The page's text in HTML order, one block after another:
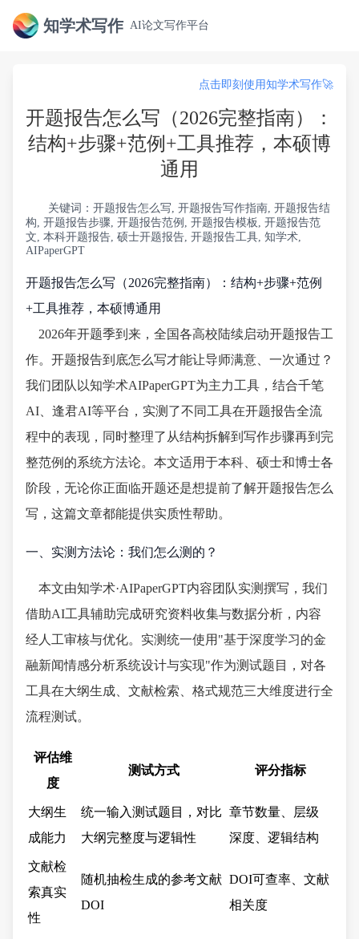
知学术写作 AI论文写作平台
点击即刻使用知学术写作🚀
开题报告怎么写（2026完整指南）：
结构+步骤+范例+工具推荐，本硕博
通用
关键词：开题报告怎么写, 开题报告写作指南, 开题报告结
构, 开题报告步骤, 开题报告范例, 开题报告模板, 开题报告范
文, 本科开题报告, 硕士开题报告, 开题报告工具, 知学术,
AIPaperGPT
开题报告怎么写（2026完整指南）：结构+步骤+范例
+工具推荐，本硕博通用
2026年开题季到来，全国各高校陆续启动开题报告工
作。开题报告到底怎么写才能让导师满意、一次通过？
我们团队以知学术AIPaperGPT为主力工具，结合千笔
AI、逢君AI等平台，实测了不同工具在开题报告全流
程中的表现，同时整理了从结构拆解到写作步骤再到完
整范例的系统方法论。本文适用于本科、硕士和博士各
阶段，无论你正面临开题还是想提前了解开题报告怎么
写，这篇文章都能提供实质性帮助。
一、实测方法论：我们怎么测的？
本文由知学术·AIPaperGPT内容团队实测撰写，我们
借助AI工具辅助完成研究资料收集与数据分析，内容
经人工审核与优化。实测统一使用"基于深度学习的金
融新闻情感分析系统设计与实现"作为测试题目，对各
工具在大纲生成、文献检索、格式规范三大维度进行全
流程测试。
评估维
度
测试方式 评分指标
大纲生
成能力
统一输入测试题目，对比
大纲完整度与逻辑性
章节数量、层级
深度、逻辑结构
文献检
索真实
性
随机抽检生成的参考文献
DOI
DOI可查率、文献
相关度